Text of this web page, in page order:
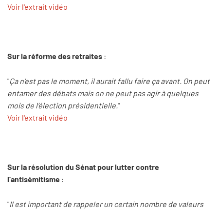
Voir l'extrait vidéo
Sur la réforme des retraites :
"Ça n’est pas le moment, il aurait fallu faire ça avant. On peut
entamer des débats mais on ne peut pas agir à quelques
mois de l’élection présidentielle."
Voir l'extrait vidéo
Sur la résolution du Sénat pour lutter contre
l’antisémitisme :
"Il est important de rappeler un certain nombre de valeurs